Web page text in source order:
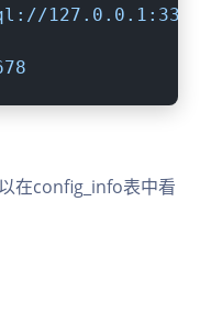
127.0.0.1:3306/
在config_info表中看